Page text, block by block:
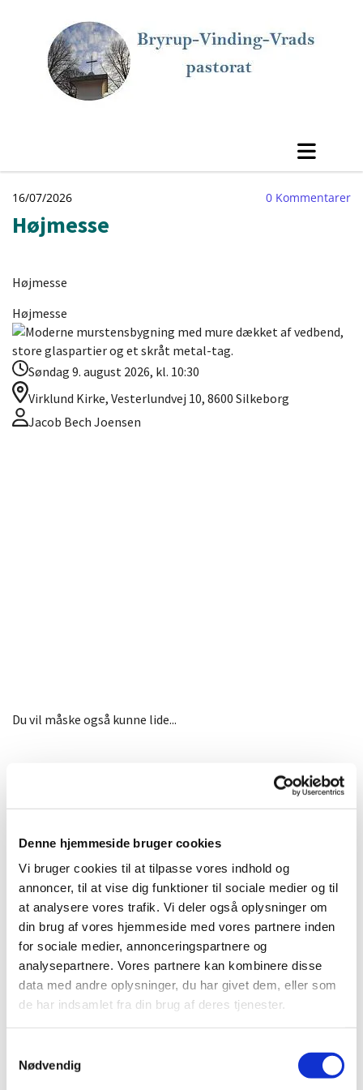
Denne hjemmeside bruger cookies
Vi bruger cookies til at tilpasse vores indhold og
annoncer, til at vise dig funktioner til sociale medier og til
at analysere vores trafik. Vi deler også oplysninger om
din brug af vores hjemmeside med vores partnere inden
for sociale medier, annonceringspartnere og
analysepartnere. Vores partnere kan kombinere disse
data med andre oplysninger, du har givet dem, eller som
de har indsamlet fra din brug af deres tjenester.
Nødvendig
16/07/2026 0 Kommentarer
Højmesse
Højmesse
Højmesse
Søndag 9. august 2026, kl. 10:30
Virklund Kirke, Vesterlundvej 10, 8600 Silkeborg
Jacob Bech Joensen
Du vil måske også kunne lide...